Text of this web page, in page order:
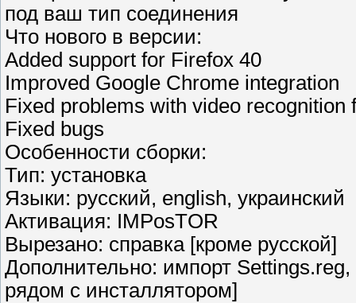
под ваш тип соединения
Что нового в версии:
Added support for Firefox 40
Improved Google Chrome integration
Fixed problems with video
Fixed bugs
Особенности сборки:
Тип: установка
Языки: русский, english, украинский
Активация: IMPosTOR
Вырезано: справка [кроме русской]
Дополнительно: импорт
рядом с инсталлятором]